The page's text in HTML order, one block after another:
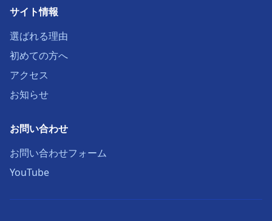
サイト情報
選ばれる理由
初めての方へ
アクセス
お知らせ
お問い合わせ
お問い合わせフォーム
YouTube